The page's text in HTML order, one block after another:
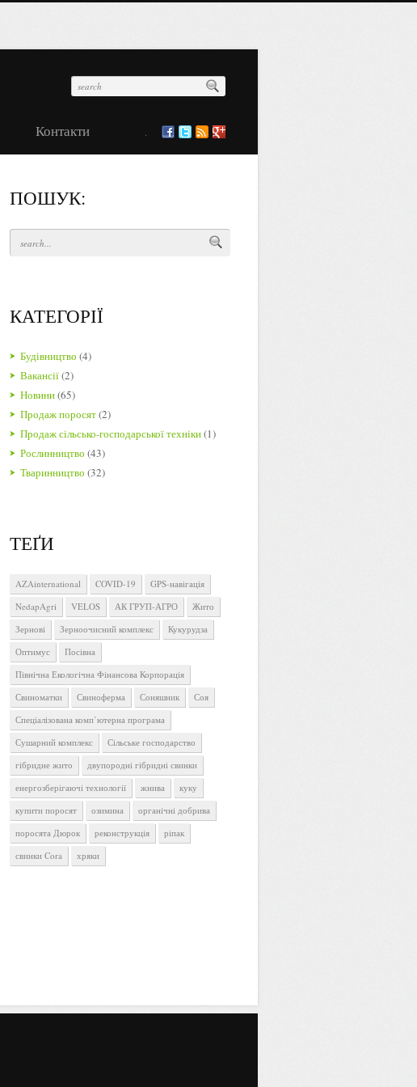
Контакти
ПОШУК:
КАТЕГОРІЇ
Будівництво (4)
Вакансії(2)
Новини(65)
Продаж поросят(2)
Продаж сільсько-господарської техніки(1)
Рослинництво (43)
Тваринництво (32)
ТЕҐИ
AZAinternational COVID-19
GPS-навігація
NedapAgri
VELOS АК ГРУП-АГРО
Жито
Зернові
Зерноочисний комплекс
Кукурудза
Оптимус
Посівна
Північна Екологічна Фінансова Корпорація
Свиноматки
Свиноферма Соняшник
Соя
Спеціалізована комп’ютерна програма
Сушарний комплекс
Сільське господарство
гібридне жито
двупородні гібридні свинки
енергозберігаючі технології
жнива
куку
купити поросят
озимина
органічні добрива
поросята Дюрок
реконструкція
ріпак
свинки Cora
хряки